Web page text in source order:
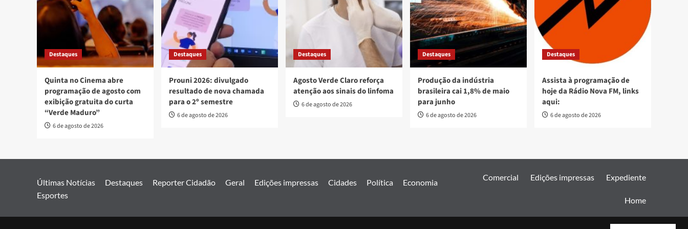
Destaques
Quinta no Cinema abre
programação de agosto com
exibição gratuita do curta
“Verde Maduro”
6 de agosto de 2026
Destaques
Prouni 2026: divulgado
resultado de nova chamada
para o 2º semestre
6 de agosto de 2026
Destaques
Agosto Verde Claro reforça
atenção aos sinais do linfoma
6 de agosto de 2026
Destaques
Produção da indústria
brasileira cai 1,8% de maio
para junho
6 de agosto de 2026
Destaques
Assista à programação de
hoje da Rádio Nova FM, links
aqui:
6 de agosto de 2026
Últimas Notícias Destaques Reporter Cidadão Geral Edições impressas Cidades Política
Economia
Esportes
Comercial Edições impressas Expediente
Home